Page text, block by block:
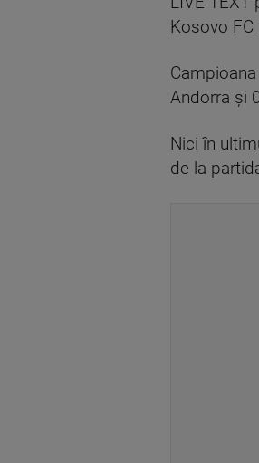
Kosovo
Andorra și
Nici în
de la